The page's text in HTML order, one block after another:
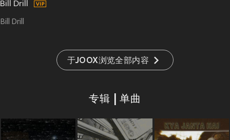
Bill Drill
Bill Drill
于JOOX浏览全部内容
专辑 | 单曲